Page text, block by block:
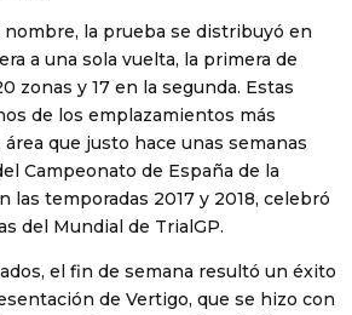
la prueba se distribuyó en
a una sola vuelta, la primera de
zonas y 17 en la segunda. Estas
de los emplazamientos más
que justo hace unas semanas
Campeonato de España de la
las temporadas 2017 y 2018, celebró
del Mundial de TrialGP.
el fin de semana resultó un éxito
de Vertigo, que se hizo con